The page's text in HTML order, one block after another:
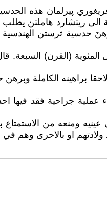
من حدسية ثرستن الهندسية العامة. في عام
الى ريتشارد هاملتن
حدسية ثرستن الهندسية
(القرن) السبعة.
براهينه الكاملة
اتذكر وليام (بِل) ثرستن. تم اكتشاف مرض خبيث في
ومنعه من الاستمتاع
او بالاحرى وهم